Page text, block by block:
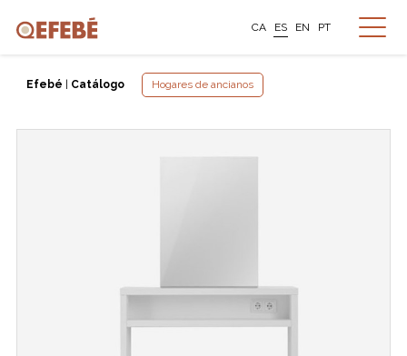
CA ES EN PT
Efebé Catálogo Hogares de ancianos